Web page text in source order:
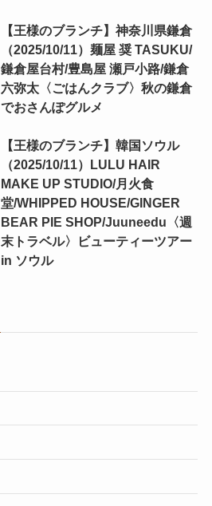
【王様のブランチ】神奈川県鎌倉
（2025/10/11）麺屋 奨 TASUKU/
鎌倉屋台村/豊島屋 瀬戸小路/鎌倉
六弥太〈ごはんクラブ〉秋の鎌倉
でおさんぽグルメ
【王様のブランチ】韓国ソウル
（2025/10/11）LULU HAIR
MAKE UP STUDIO/月火食
堂/WHIPPED HOUSE/GINGER
BEAR PIE SHOP/Juuneedu〈週
末トラベル〉ビューティーツアー
in ソウル